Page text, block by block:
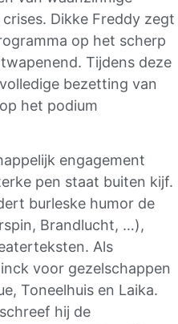
Dikke Freddy zegt
op het scherp
Tijdens deze
bezetting van
het podium
engagement
pen staat buiten kijf.
burleske humor de
Brandlucht, …),
Als
voor gezelschappen
Toneelhuis en Laika.
hij de